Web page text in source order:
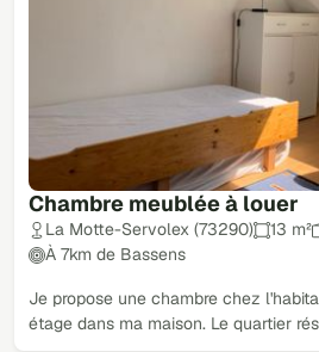
Chambre meublée à louer
La Motte-Servolex (73290) 13 m²
À 7km de Bassens
Je propose une chambre chez
étage dans ma maison. Le quartier